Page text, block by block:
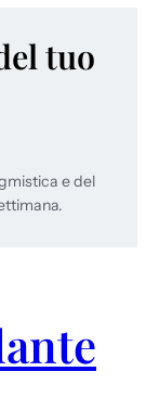
tuo
e del